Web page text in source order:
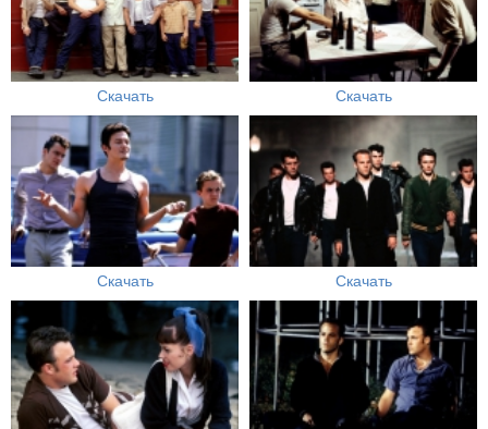
Скачать Скачать
Скачать Скачать